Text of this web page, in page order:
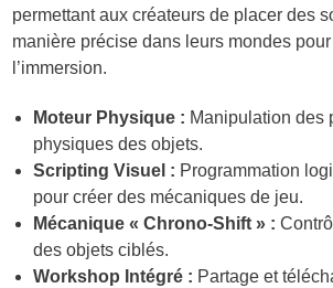
permettant aux créateurs de placer des
manière précise dans leurs mondes
l’immersion.
Moteur Physique : Manipulation des
physiques des objets.
Scripting Visuel : Programmation
pour créer des mécaniques de jeu.
Mécanique « Chrono-Shift » :
des objets ciblés.
Workshop Intégré : Partage et